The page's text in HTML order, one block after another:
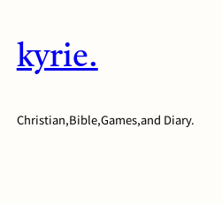
容
を
ッ
kyrie.
Christian,Bible,Games,and Diary.